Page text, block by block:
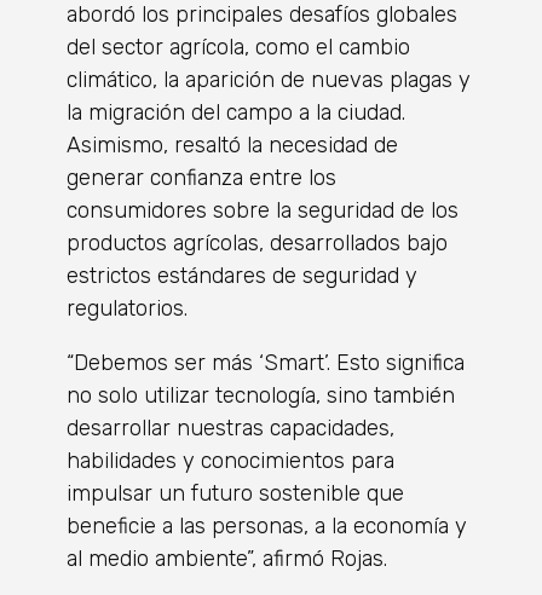
abordó los principales desafíos globales
del sector agrícola, como el cambio
climático, la aparición de nuevas plagas y
la migración del campo a la ciudad.
Asimismo, resaltó la necesidad de
generar confianza entre los
consumidores sobre la seguridad de los
productos agrícolas, desarrollados bajo
estrictos estándares de seguridad y
regulatorios.
“Debemos ser más ‘Smart’. Esto significa
no solo utilizar tecnología, sino también
desarrollar nuestras capacidades,
habilidades y conocimientos para
impulsar un futuro sostenible que
beneficie a las personas, a la economía y
al medio ambiente”, afirmó Rojas.